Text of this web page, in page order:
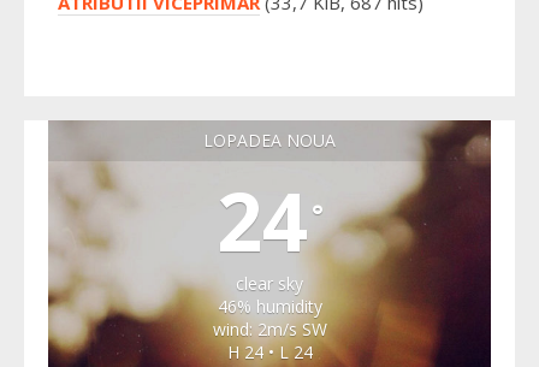
LOPADEA NOUA
24°
clear sky
46% humidity
wind: 2m/s SW
H 24 • L 24